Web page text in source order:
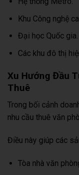
Khu Công nghệ
Đại học Quốc gia.
Các khu đô thị
Xu Hướng Đầu
Thuê
Trong bối cảnh
nhu cầu thuê văn
Điều này giúp các
Tòa nhà văn